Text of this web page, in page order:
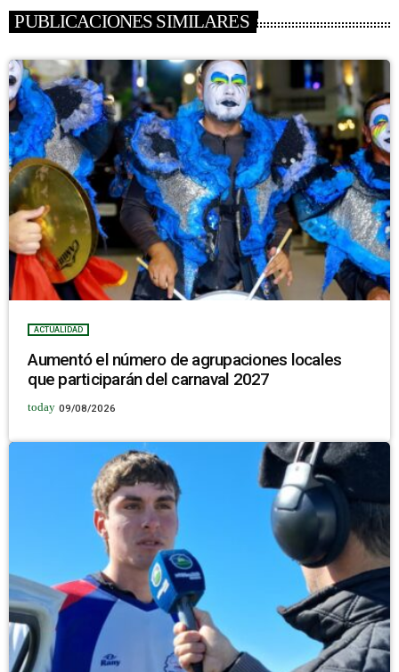
PUBLICACIONES SIMILARES
ACTUALIDAD
Aumentó el número de agrupaciones locales
que participarán del carnaval 2027
today 09/08/2026